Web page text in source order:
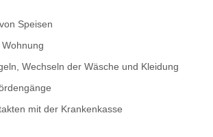
Speisen
Wechseln der Wäsche und Kleidung
mit der Krankenkasse